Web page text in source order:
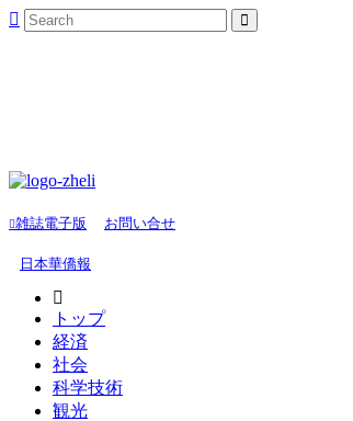
雑誌電子版 お問い合せ
日本華僑報
トップ
経済
社会
科学技術
観光